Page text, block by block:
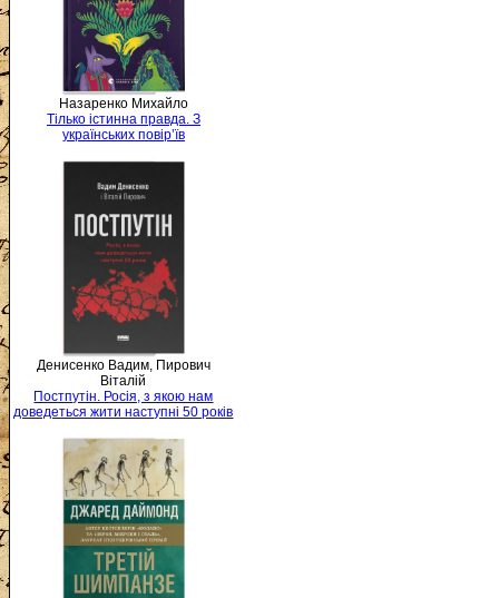
Назаренко Михайло
Тілько істинна правда. З
українських повір’їв
Денисенко Вадим, Пирович
Віталій
Постпутін. Росія, з якою нам
доведеться жити наступні 50 років